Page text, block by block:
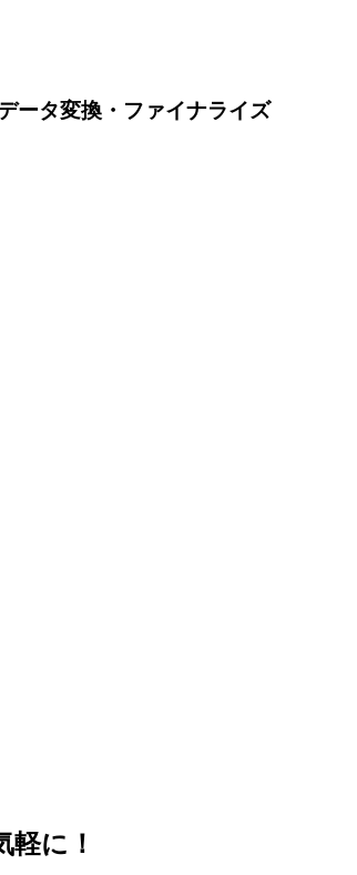
タ変換・ファイナライズ
に！